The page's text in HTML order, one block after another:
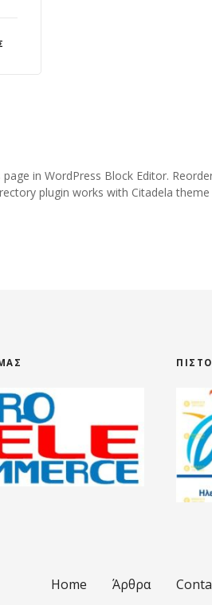
in WordPress Block Editor.
plugin works with Citadela
Home Άρθρα